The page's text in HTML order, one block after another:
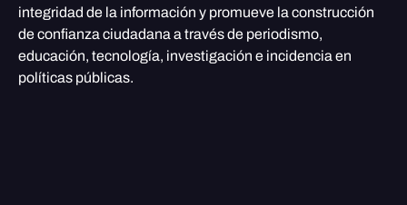
integridad de la información y promueve la construcción
de confianza ciudadana a través de periodismo,
educación, tecnología, investigación e incidencia en
políticas públicas.